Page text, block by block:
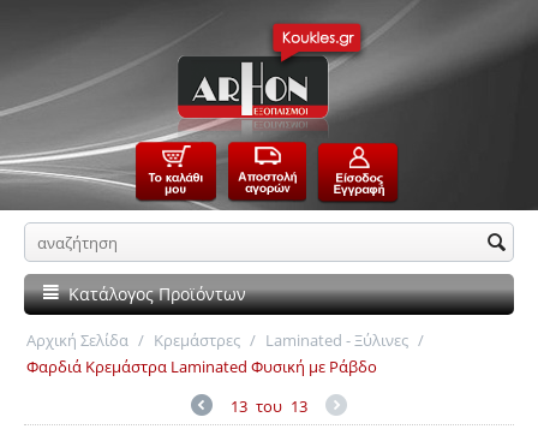
Κατάλογος Προϊόντων
Αρχική Σελίδα / Κρεμάστρες / Laminated - Ξύλινες /
Φαρδιά Κρεμάστρα Laminated Φυσική με Ράβδο
13 του 13